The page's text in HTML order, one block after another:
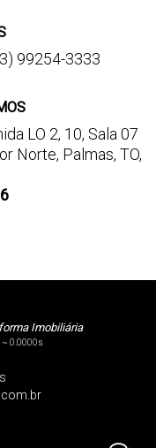
99254-3333
LO 2, 10, Sala 07
Norte, Palmas, TO,
Imobiliária
0.0000s